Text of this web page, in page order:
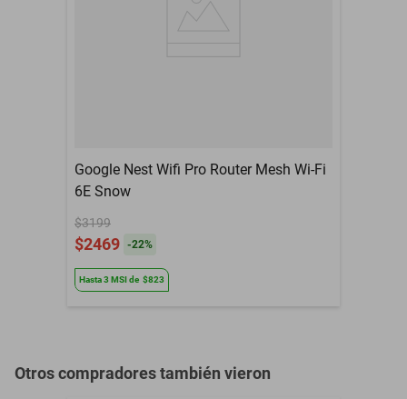
memoria Intel XMP. - Conectividad integral: 1 ranura PCIe 5.0 x16
Garantía con Proveedor
Sin garantía
Google Nest Wifi Pro Router Mesh Wi-Fi
6E Snow
$3199
$2469 -22%
Hasta3 MSIde $823
Otros compradores también vieron